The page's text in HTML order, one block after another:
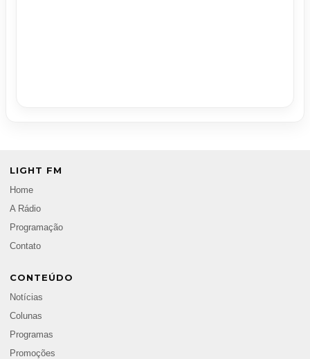
LIGHT FM
Home
A Rádio
Programação
Contato
CONTEÚDO
Notícias
Colunas
Programas
Promoções